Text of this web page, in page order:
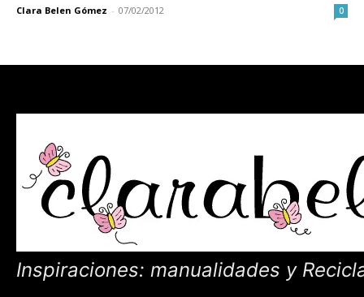
Clara Belen Gómez - 07/02/2012 0
Inspiraciones: manualidades y